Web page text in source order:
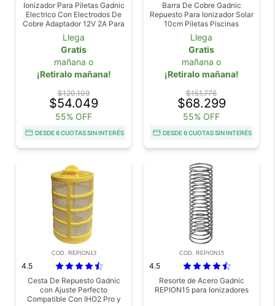
Ionizador Para Piletas Gadnic
Electrico Con Electrodos De
Cobre Adaptador 12V 2A Para
Piscinas
Llega
Gratis
mañana o
¡Retiralo mañana!
$120.109
$54.049
55% OFF
DESDE 6 CUOTAS SIN INTERÉS
Barra De Cobre Gadnic
Repuesto Para Ionizador Solar
10cm Piletas Piscinas
Llega
Gratis
mañana o
¡Retiralo mañana!
$151.776
$68.299
55% OFF
DESDE 6 CUOTAS SIN INTERÉS
COD. REPION13
4.5
Cesta De Repuesto Gadnic
con Ajuste Perfecto
Compatible Con IHO2 Pro y
COD. REPION15
4.5
Resorte de Acero Gadnic
REPION15 para Ionizadores